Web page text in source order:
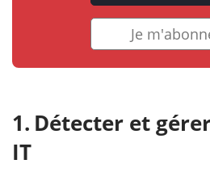
Je
Détecter et
IT